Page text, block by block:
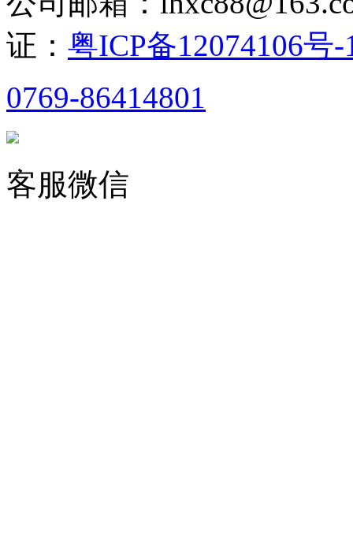
证： 粤ICP备12074106号-
0769-86414801
客服微信